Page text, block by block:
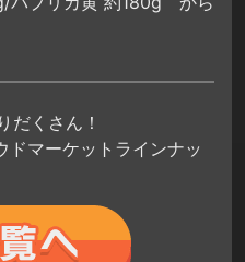
だくさん！
ドマーケットラインナッ